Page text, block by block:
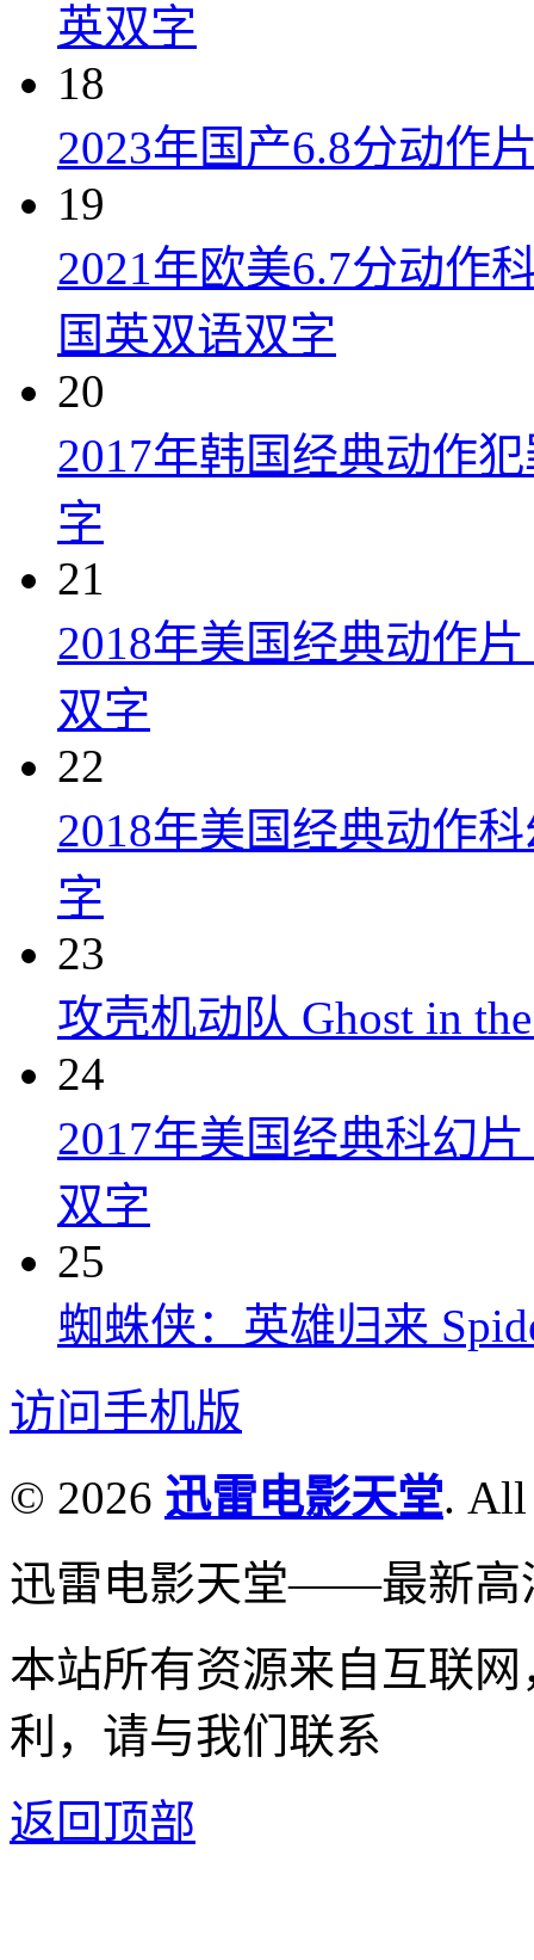
英双字
18
2023年国产6.8分动作
19
2021年欧美6.7分动作
国英双语双字
20
2017年韩国经典动作
字
21
2018年美国经典动作
双字
22
2018年美国经典动作
字
23
攻壳机动队 Ghost in
24
2017年美国经典科幻
双字
25
蜘蛛侠：英雄归来
访问手机版
© 2026 迅雷电影天堂. All
迅雷电影天堂——最新高
本站所有资源来自互联
利，请与我们联系
返回顶部